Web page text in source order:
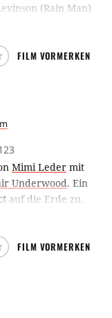
(Rain Man)
über einen
an einem
lässt.
FILM VORMERKEN
Mimi Leder mit
Underwood. Ein
auf die Erde zu.
um den
FILM VORMERKEN